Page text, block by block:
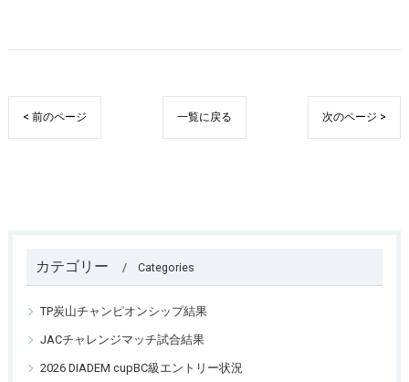
< 前のページ 一覧に戻る 次のページ >
カテゴリー Categories
TP炭山チャンピオンシップ結果
JACチャレンジマッチ試合結果
2026 DIADEM cupBC級エントリー状況